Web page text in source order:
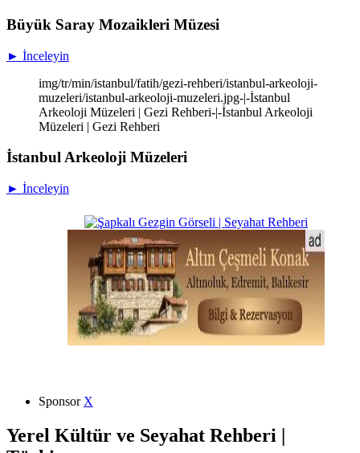
Büyük Saray Mozaikleri Müzesi
► İnceleyin
img/tr/min/istanbul/fatih/gezi-rehberi/istanbul-arkeoloji-
muzeleri/istanbul-arkeoloji-muzeleri.jpg-|-İstanbul
Arkeoloji Müzeleri | Gezi Rehberi-|-İstanbul Arkeoloji
Müzeleri | Gezi Rehberi
İstanbul Arkeoloji Müzeleri
► İnceleyin
Sponsor X
Yerel Kültür ve Seyahat Rehberi |